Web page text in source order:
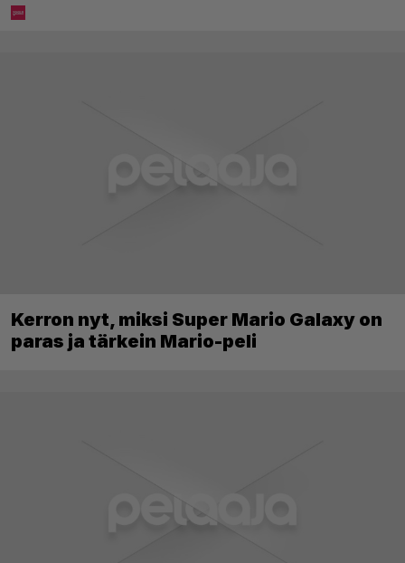
Kerron nyt, miksi Super Mario Galaxy on
paras ja tärkein Mario-peli